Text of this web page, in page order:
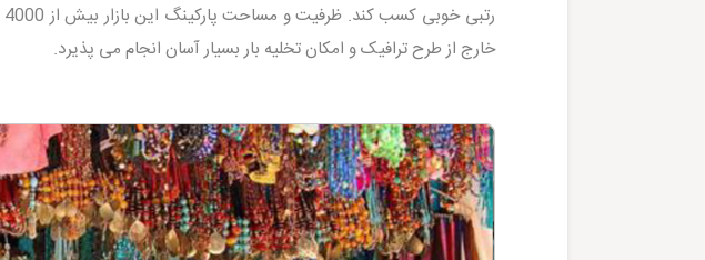
خارج از طرح ترافیک و امکان تخلیه بار بسیار آسان انجام می پذیرد.